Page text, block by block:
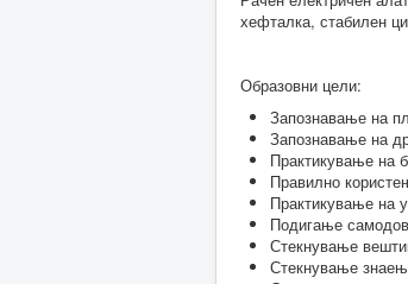
хефталка, стабилен
Образовни цели:
Запознавање на
Запознавање на
Практикување на
Правилно
Практикување на
Подигање
Стекнување
Стекнување